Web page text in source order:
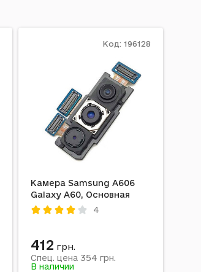
Камера Samsung A606
Galaxy A60, Основная
4
Код: 196128
412 грн.
Спец. цена 354 грн.
В наличии